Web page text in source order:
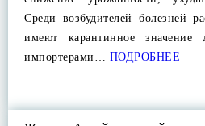
Среди возбудителей болезней
имеют карантинное значение
импортерами… ПОДРОБНЕЕ